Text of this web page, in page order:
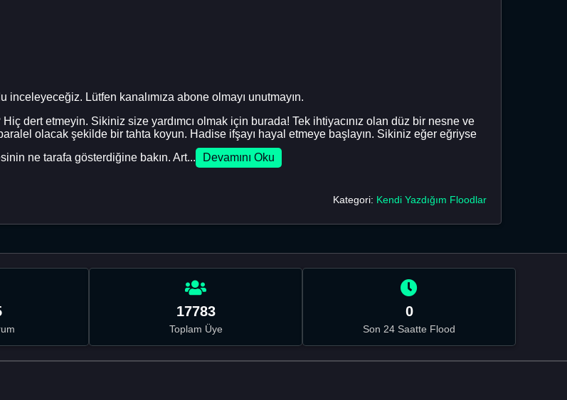
Lütfen kanalımıza abone olmayı unutmayın.
dert etmeyin. Sikiniz size yardımcı olmak için burada! Tek ihtiyacınız olan düz bir nesne ve
olacak şekilde bir tahta koyun. Hadise ifşayı hayal etmeye başlayın. Sikiniz eğer eğriyse
ne tarafa gösterdiğine bakın. Art...
Devamını Oku
Kategori: Kendi Yazdığım Floodlar
17783
Toplam Üye
0
Son 24 Saatte Flood